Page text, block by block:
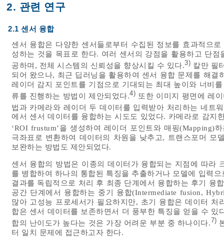
2. 관련 연구
2.1 센서 융합
센서 융합은 다양한 센서들로부터 수집된 정보를 효과적으
성하는 것을 목표로 한다. 여러 센서의 강점을 활용하고 단
공하며, 전체 시스템의 신뢰성을 향상시킬 수 있다.3) 칼만 필
되어 왔으나, 최근 딥러닝을 활용하여 센서 융합 문제를 해
레이더 감지 포인트를 기점으로 기대되는 최대 높이와 너비
류를 진행하는 방법이 제안되었다.4) 또한 이미지 평면에 레
법과 카메라와 레이더 두 데이터를 입력받아 처리하는 네트
에서 센서 데이터를 융합하는 시도도 있었다. 카메라로 감지
‘ROI frustum’을 생성하여 레이더 포인트와 매핑(Mapping)
극좌표로 변환하여 데이터의 차원을 낮추고, 트랜스포머 모
보완하는 방법도 제안되었다.
센서 융합의 방법은 이종의 데이터가 융합되는 지점에 따라
를 병합하여 하나의 통합된 특징을 추출하거나 모델에 입력
결과를 독립적으로 처리 후 최종 단계에서 융합하는 후기 융
공간 단계에서 융합하는 중기 융합(Intermediate fusion,
많아 고성능 프로세서가 필요하지만, 초기 융합은 데이터
합은 센서 데이터를 보존하면서 더 풍부한 특징을 얻을 수
합의 난이도가 높다는 것은 가장 어려운 부분 중 하나이다.7)
터 일치 문제에 접근하고자 한다.